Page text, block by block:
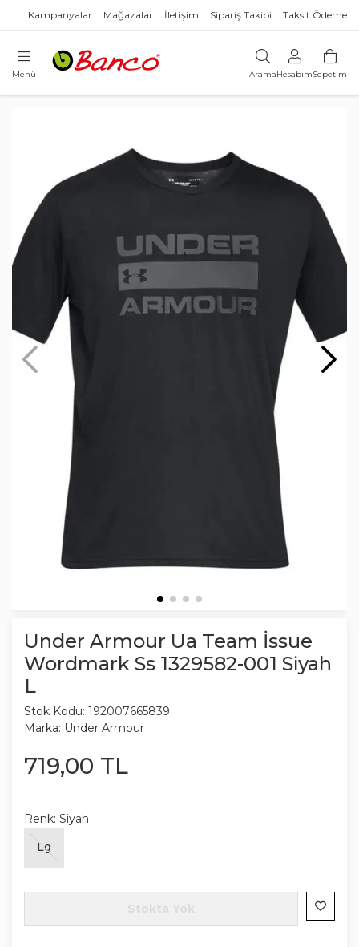
Kampanyalar Mağazalar İletişim Sipariş Takibi Taksit Ödeme
Menü AramaHesabımSepetim
Under Armour Ua Team İssue
Wordmark Ss 1329582-001 Siyah
L
Stok Kodu: 192007665839
Marka: Under Armour
719,00 TL
Renk: Siyah
Lg